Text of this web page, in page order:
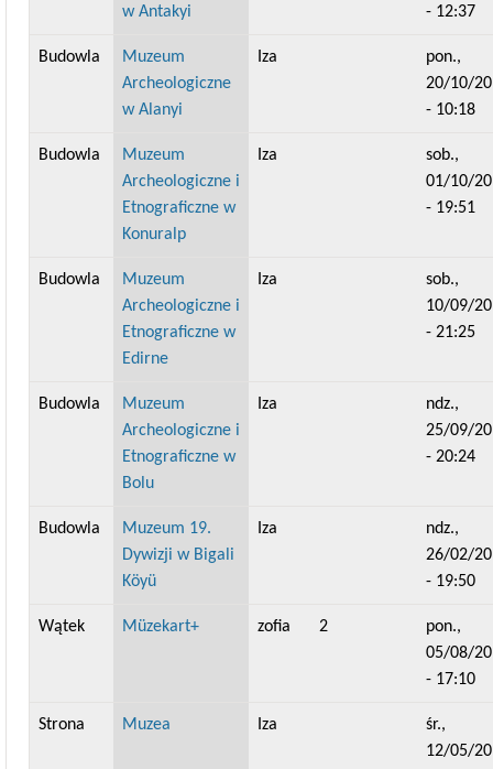
w Antakyi
- 12:37
Budowla
Muzeum
Archeologiczne
w Alanyi
Iza
pon.,
20/10/
- 10:18
Budowla
Muzeum
Archeologiczne i
Etnograficzne w
Konuralp
Iza
sob.,
01/10/
- 19:51
Budowla
Muzeum
Archeologiczne i
Etnograficzne w
Edirne
Iza
sob.,
10/09/
- 21:25
Budowla
Muzeum
Archeologiczne i
Etnograficzne w
Bolu
Iza
ndz.,
25/09/
- 20:24
Budowla
Muzeum 19.
Dywizji w Bigali
Köyü
Iza
ndz.,
26/02/
- 19:50
Wątek Müzekart+ zofia 2
pon.,
05/08/
- 17:10
Strona Muzea Iza
śr.,
12/05/